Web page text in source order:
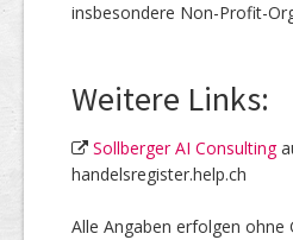
insbesondere Non-Profit-
Weitere Links:
Sollberger AI Consulting
handelsregister.help.ch
Alle Angaben erfolgen ohne